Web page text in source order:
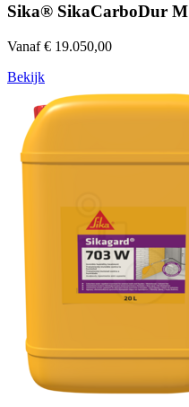
Sika® SikaCarboDur
Vanaf € 19.050,00
Bekijk